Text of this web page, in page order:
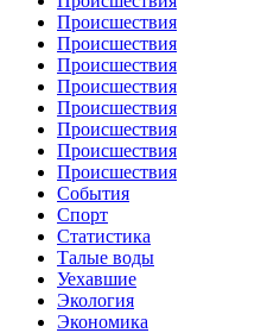
Происшествия
Происшествия
Происшествия
Происшествия
Происшествия
Происшествия
Происшествия
Происшествия
События
Спорт
Статистика
Талые воды
Уехавшие
Экология
Экономика